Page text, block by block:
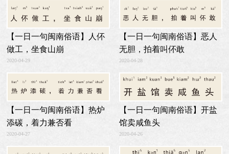
【一日一句闽南俗语】人伓
做工，坐食山崩
2020-04-29
【一日一句闽南俗语】恶人
无胆，拍着叫伓敢
2020-04-28
【一日一句闽南俗语】热炉
添碳，着力兼否看
2020-04-27
【一日一句闽南俗语】开盐
馆卖咸鱼头
2020-04-26